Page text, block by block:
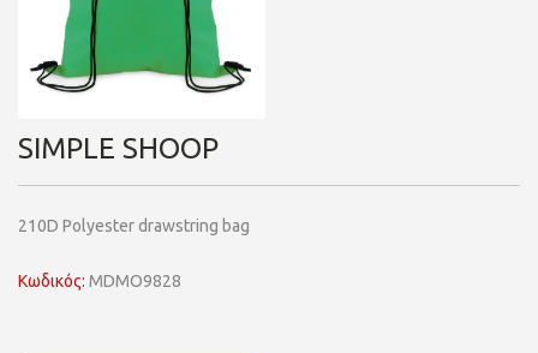
SIMPLE SHOOP
210D Polyester drawstring bag
Κωδικός: MDMO9828